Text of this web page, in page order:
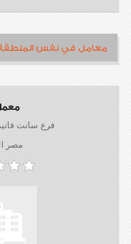
معامل في نفس المنطقة
معمل
فرع سانت
مصر